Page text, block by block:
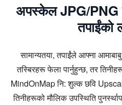
अपस्केल JPG/PNG
तपाईंको
सामान्यतया, तपाईंले आफ्ना
तस्बिरहरू फेला पार्नुहुन्छ, तर
MindOnMap नि: शुल्क छवि
तिनीहरूको मौलिक उपस्थिति